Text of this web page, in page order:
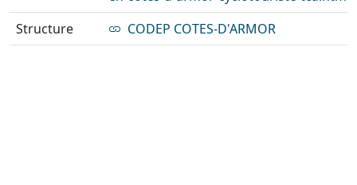
Structure
CODEP COTES-D'ARMOR